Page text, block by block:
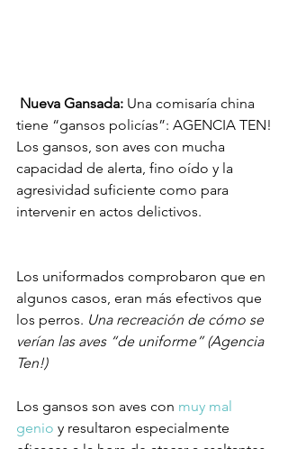
Nueva Gansada: Una comisaría china
tiene “gansos policías”: AGENCIA TEN!
Los gansos, son aves con mucha
capacidad de alerta, fino oído y la
agresividad suficiente como para
intervenir en actos delictivos.
Los uniformados comprobaron que en
algunos casos, eran más efectivos que
los perros. Una recreación de cómo se
verían las aves “de uniforme” (Agencia
Ten!)
Los gansos son aves con muy mal
genio y resultaron especialmente